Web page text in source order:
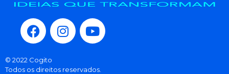
© 2022 Cogito
Todos os direitos reservados.